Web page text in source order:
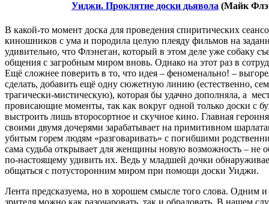
Уиджи. Проклятие доски дьявола (Майк
В какой-то момент доска для проведения спиритических
киношников с ума и породила целую плеяду фильмов на
удивительно, что Флэнеган, который в этом деле уже собаку
общения с загробным миром вновь. Однако на этот раз в
Ещё сложнее поверить в то, что идея – феноменально! –
сделать, добавить ещё одну сюжетную линию (естественно,
трагически-мистическую), которая бы удачно дополняла, а
провисающие моменты, так как вокруг одной только доски с
выстроить лишь второсортное и скучное кино. Главная
своими двумя дочерями зарабатывает на примитивном
убитым горем людям «разговаривать» с погибшими
сама судьба открывает для женщины новую возможность – не
по-настоящему удивить их. Ведь у младшей дочки
общаться с потусторонним миром при помощи доски Уиджи.
Лента предсказуема, но в хорошем смысле того слова. Одним
зрителя можно как разочаровать, так и обрадовать. В нашем